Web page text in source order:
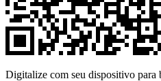
Digitalize com seu dispositivo